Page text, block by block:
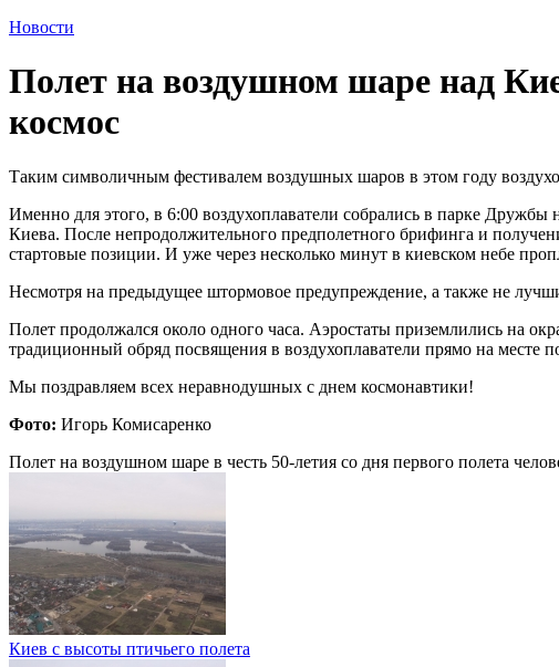
Новости
Полет на воздушном шаре над
космос
Таким символичным фестивалем воздушных шаров в этом году
Именно для этого, в 6:00 воздухоплаватели собрались в парке
Киева. После непродолжительного предполетного брифинга и
стартовые позиции. И уже через несколько минут в киевском небе
Несмотря на предыдущее штормовое предупреждение, а также не
Полет продолжался около одного часа. Аэростаты приземлились на
традиционный обряд посвящения в воздухоплаватели прямо на
Мы поздравляем всех неравнодушных с днем космонавтики!
Фото: Игорь Комисаренко
Полет на воздушном шаре в честь 50-летия со дня первого полета
Киев с высоты птичьего полета